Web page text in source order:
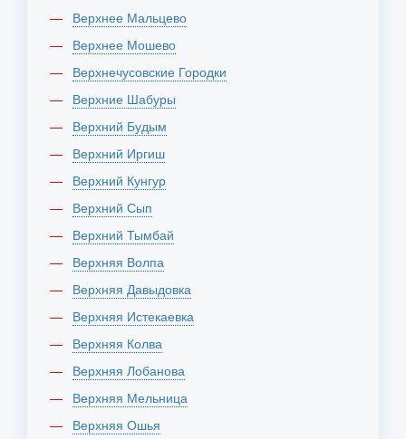
Верхнее Мальцево
Верхнее Мошево
Верхнечусовские Городки
Верхние Шабуры
Верхний Будым
Верхний Иргиш
Верхний Кунгур
Верхний Сып
Верхний Тымбай
Верхняя Волпа
Верхняя Давыдовка
Верхняя Истекаевка
Верхняя Колва
Верхняя Лобанова
Верхняя Мельница
Верхняя Ошья